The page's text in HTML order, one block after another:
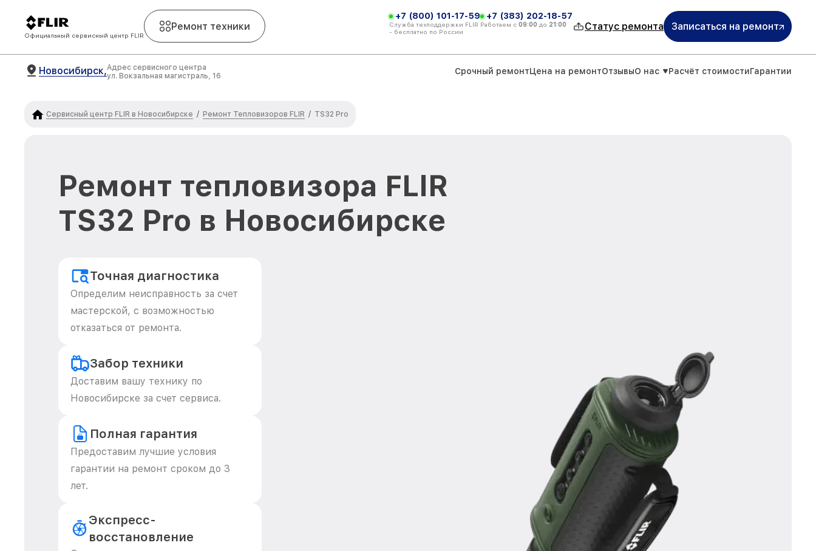
Официальный сервисный центр FLIR
Ремонт техники
+7 (800) 101-17-59
Служба техподдержки FLIR
- бесплатно по России
+7 (383) 202-18-57
Работаем с 09:00 до 21:00 Статус ремонта Записаться на ремонт
Новосибирск,Адрес сервисного центра
ул. Вокзальная магистраль, 16
Срочный ремонтЦена на ремонтОтзывыО нас Расчёт стоимостиГарантии
Сервисный центр FLIR в Новосибирске / Ремонт Тепловизоров FLIR / TS32 Pro
Ремонт тепловизора FLIR
TS32 Pro в Новосибирске
Точная диагностика
Определим неисправность за счет
мастерской, с возможностью
отказаться от ремонта.
Забор техники
Доставим вашу технику по
Новосибирске за счет сервиса.
Полная гарантия
Предоставим лучшие условия
гарантии на ремонт сроком до 3
лет.
Экспресс-
восстановление